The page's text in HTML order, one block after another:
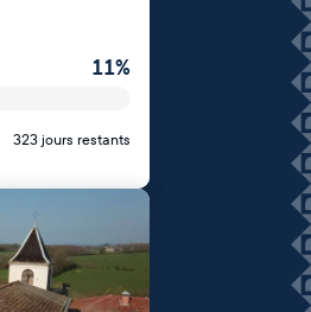
11%
323 jours restants